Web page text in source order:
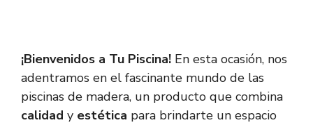
¡Bienvenidos a Tu Piscina! En esta ocasión, nos
adentramos en el fascinante mundo de las
piscinas de madera, un producto que combina
calidad y estética para brindarte un espacio